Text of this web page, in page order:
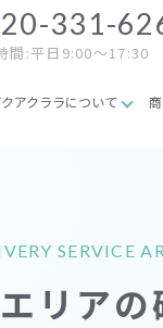
331-
間:平日9:00～17:30
アクララについて
SERVICE
リアの